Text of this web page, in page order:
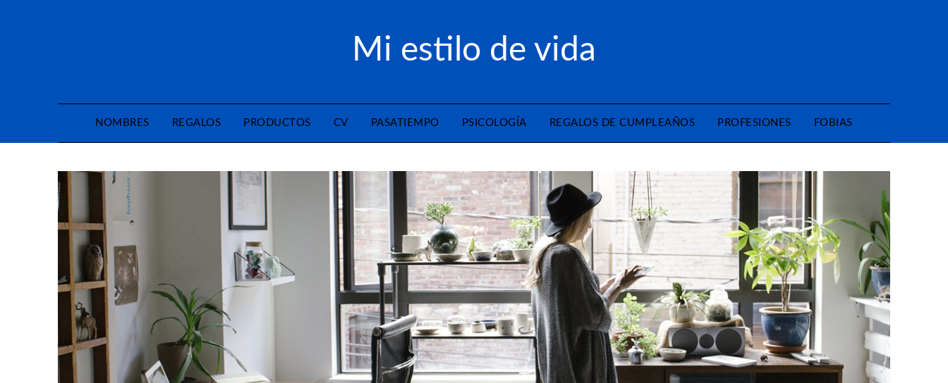
Mi estilo de vida
NOMBRES REGALOS PRODUCTOS CV PASATIEMPO PSICOLOGÍA REGALOS DE CUMPLEAÑOS PROFESIONES FOBIAS